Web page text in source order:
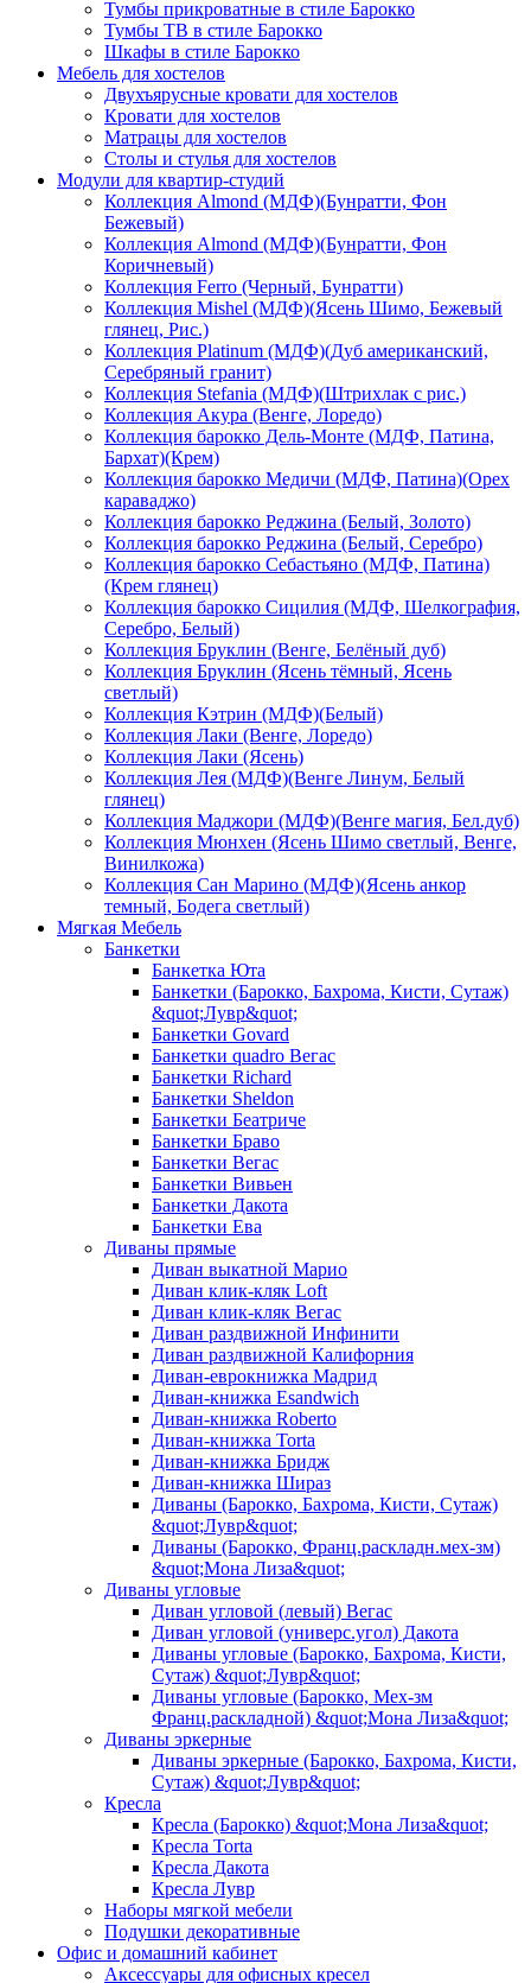
Тумбы прикроватные в стиле Барокко
Тумбы ТВ в стиле Барокко
Шкафы в стиле Барокко
Мебель для хостелов
Двухъярусные кровати для хостелов
Кровати для хостелов
Матрацы для хостелов
Столы и стулья для хостелов
Модули для квартир-студий
Коллекция Almond (МДФ)(Бунратти, Фон
Бежевый)
Коллекция Almond (МДФ)(Бунратти, Фон
Коричневый)
Коллекция Ferro (Черный, Бунратти)
Коллекция Mishel (МДФ)(Ясень Шимо, Бежевый
глянец, Рис.)
Коллекция Platinum (МДФ)(Дуб американский,
Серебряный гранит)
Коллекция Stefania (МДФ)(Штрихлак с рис.)
Коллекция Акура (Венге, Лоредо)
Коллекция барокко Дель-Монте (МДФ, Патина,
Бархат)(Крем)
Коллекция барокко Медичи (МДФ, Патина)(Орех
караваджо)
Коллекция барокко Реджина (Белый, Золото)
Коллекция барокко Реджина (Белый, Серебро)
Коллекция барокко Себастьяно (МДФ, Патина)
(Крем глянец)
Коллекция барокко Сицилия (МДФ, Шелкография,
Серебро, Белый)
Коллекция Бруклин (Венге, Белёный дуб)
Коллекция Бруклин (Ясень тёмный, Ясень
светлый)
Коллекция Кэтрин (МДФ)(Белый)
Коллекция Лаки (Венге, Лоредо)
Коллекция Лаки (Ясень)
Коллекция Лея (МДФ)(Венге Линум, Белый
глянец)
Коллекция Маджори (МДФ)(Венге магия, Бел.дуб)
Коллекция Мюнхен (Ясень Шимо светлый, Венге,
Винилкожа)
Коллекция Сан Марино (МДФ)(Ясень анкор
темный, Бодега светлый)
Мягкая Мебель
Банкетки
Банкетка Юта
Банкетки (Барокко, Бахрома, Кисти, Сутаж)
&quot;Лувр&quot;
Банкетки Govard
Банкетки quadro Вегас
Банкетки Richard
Банкетки Sheldon
Банкетки Беатриче
Банкетки Браво
Банкетки Вегас
Банкетки Вивьен
Банкетки Дакота
Банкетки Ева
Диваны прямые
Диван выкатной Марио
Диван клик-кляк Loft
Диван клик-кляк Вегас
Диван раздвижной Инфинити
Диван раздвижной Калифорния
Диван-еврокнижка Мадрид
Диван-книжка Esandwich
Диван-книжка Roberto
Диван-книжка Torta
Диван-книжка Бридж
Диван-книжка Шираз
Диваны (Барокко, Бахрома, Кисти, Сутаж)
&quot;Лувр&quot;
Диваны (Барокко, Франц.раскладн.мех-зм)
&quot;Мона Лиза&quot;
Диваны угловые
Диван угловой (левый) Вегас
Диван угловой (универс.угол) Дакота
Диваны угловые (Барокко, Бахрома, Кисти,
Сутаж) &quot;Лувр&quot;
Диваны угловые (Барокко, Мех-зм
Франц.раскладной) &quot;Мона Лиза&quot;
Диваны эркерные
Диваны эркерные (Барокко, Бахрома, Кисти,
Сутаж) &quot;Лувр&quot;
Кресла
Кресла (Барокко) &quot;Мона Лиза&quot;
Кресла Torta
Кресла Дакота
Кресла Лувр
Наборы мягкой мебели
Подушки декоративные
Офис и домашний кабинет
Аксессуары для офисных кресел